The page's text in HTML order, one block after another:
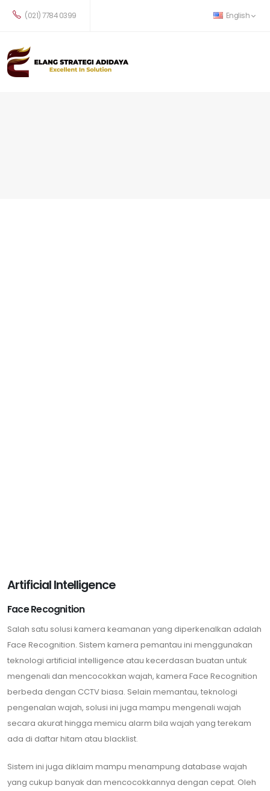
(021) 7784 0399 English
Artificial Intelligence
Face Recognition
Salah satu solusi kamera keamanan yang diperkenalkan adalah
Face Recognition. Sistem kamera pemantau ini menggunakan
teknologi artificial intelligence atau kecerdasan buatan untuk
mengenali dan mencocokkan wajah, kamera Face Recognition
berbeda dengan CCTV biasa. Selain memantau, teknologi
pengenalan wajah, solusi ini juga mampu mengenali wajah
secara akurat hingga memicu alarm bila wajah yang terekam
ada di daftar hitam atau blacklist.
Sistem ini juga diklaim mampu menampung database wajah
yang cukup banyak dan mencocokkannya dengan cepat. Oleh